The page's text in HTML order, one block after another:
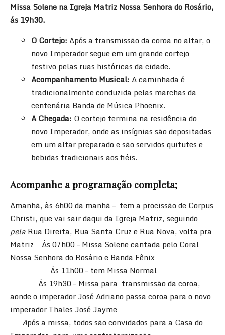
Missa Solene na Igreja Matriz Nossa Senhora do Rosário,
ás 19h30.
O Cortejo: Após a transmissão da coroa no altar, o
novo Imperador segue em um grande cortejo
festivo pelas ruas históricas da cidade.
Acompanhamento Musical: A caminhada é
tradicionalmente conduzida pelas marchas da
centenária Banda de Música Phoenix.
A Chegada: O cortejo termina na residência do
novo Imperador, onde as insígnias são depositadas
em um altar preparado e são servidos quitutes e
bebidas tradicionais aos fiéis.
Acompanhe a programação completa;
Amanhã, às 6h00 da manhã – tem a procissão de Corpus
Christi, que vai sair daqui da Igreja Matriz, seguindo
pela Rua Direita, Rua Santa Cruz e Rua Nova, volta pra
Matriz Ás 07h00 – Missa Solene cantada pelo Coral
Nossa Senhora do Rosário e Banda Fênix
Ás 11h00 – tem Missa Normal
Ás 19h30 – Missa para transmissão da coroa,
aonde o imperador José Adriano passa coroa para o novo
imperador Thales José Jayme
Após a missa, todos são convidados para a Casa do